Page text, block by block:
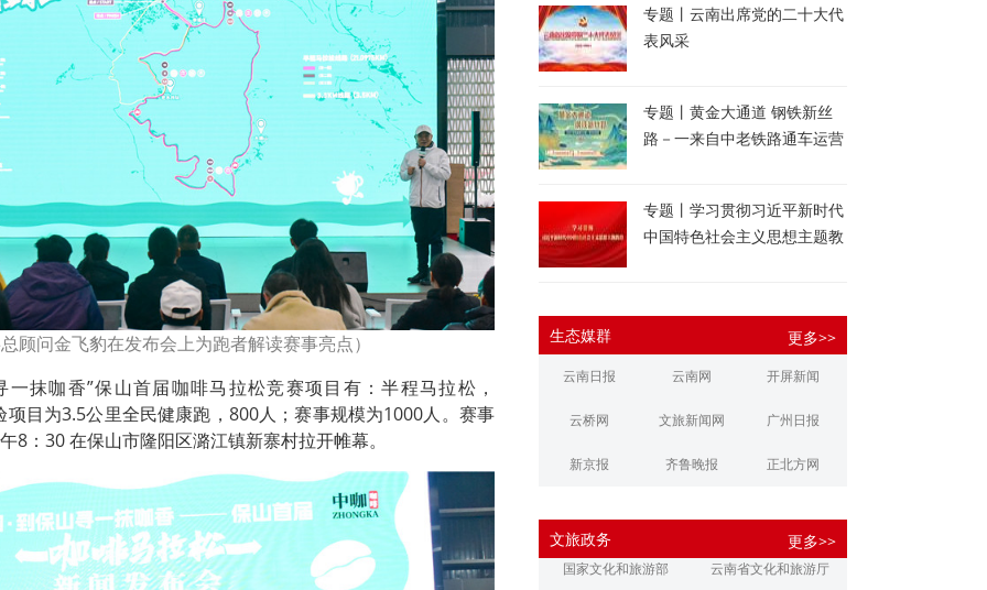
顾问金飞豹在发布会上为跑者解读赛事亮点）
一抹咖香”保山首届咖啡马拉松竞赛项目有：半程马拉松，
目为3.5公里全民健康跑，800人；赛事规模为1000人。赛事
8：30 在保山市隆阳区潞江镇新寨村拉开帷幕。
专题丨云南出席党的二十大代
表风采
专题丨黄金大通道 钢铁新丝
路－一来自中老铁路通车运营
专题丨学习贯彻习近平新时代
中国特色社会主义思想主题教
生态媒群 更多>>
云南日报 云南网 开屏新闻
云桥网 文旅新闻网 广州日报
新京报 齐鲁晚报 正北方网
江南都市报 潇湘晨报
文旅政务 更多>>
国家文化和旅游部 云南省文化和旅游厅